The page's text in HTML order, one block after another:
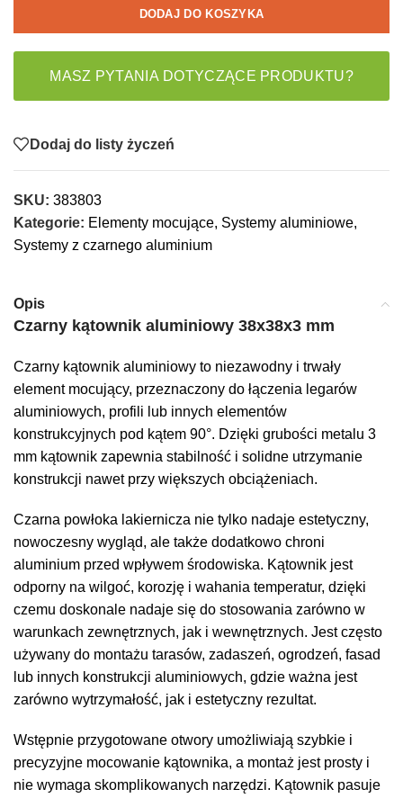
DODAJ DO KOSZYKA
MASZ PYTANIA DOTYCZĄCE PRODUKTU?
Dodaj do listy życzeń
SKU: 383803
Kategorie: Elementy mocujące, Systemy aluminiowe,
Systemy z czarnego aluminium
Opis
Czarny kątownik aluminiowy 38x38x3 mm
Czarny kątownik aluminiowy to niezawodny i trwały
element mocujący, przeznaczony do łączenia legarów
aluminiowych, profili lub innych elementów
konstrukcyjnych pod kątem 90°. Dzięki grubości metalu 3
mm kątownik zapewnia stabilność i solidne utrzymanie
konstrukcji nawet przy większych obciążeniach.
Czarna powłoka lakiernicza nie tylko nadaje estetyczny,
nowoczesny wygląd, ale także dodatkowo chroni
aluminium przed wpływem środowiska. Kątownik jest
odporny na wilgoć, korozję i wahania temperatur, dzięki
czemu doskonale nadaje się do stosowania zarówno w
warunkach zewnętrznych, jak i wewnętrznych. Jest często
używany do montażu tarasów, zadaszeń, ogrodzeń, fasad
lub innych konstrukcji aluminiowych, gdzie ważna jest
zarówno wytrzymałość, jak i estetyczny rezultat.
Wstępnie przygotowane otwory umożliwiają szybkie i
precyzyjne mocowanie kątownika, a montaż jest prosty i
nie wymaga skomplikowanych narzędzi. Kątownik pasuje